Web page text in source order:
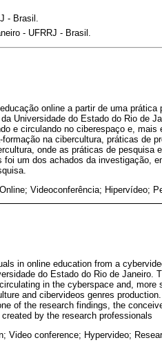
- Brasil.
- UFRRJ - Brasil.
online a partir de uma
Universidade do Estado do Rio de
e circulando no ciberespaço e, mais
na cibercultura, práticas de
onde as práticas de pesquisa
um dos achados da investigação,
Videoconferência; Hipervídeo;
in online education from a
do Estado do Rio de Janeiro.
in the cyberspace and,
and cibervideos genres
of the research findings, the
by the research professionals
Video conference; Hypervideo;